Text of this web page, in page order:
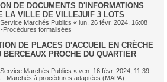
DE DOCUMENTS D'INFORMATIONS
LA VILLE DE VILLEJUIF 3 LOTS
Service Marchés Publics « lun. 26 févr. 2024, 16:08
Procédures formalisées
DE PLACES D'ACCUEIL EN CRÈCHE
BERCEAUX PROCHE DU QUARTIER
Service Marchés Publics « ven. 16 févr. 2024, 11:39
- Marchés à procédures adaptées (MAPA)